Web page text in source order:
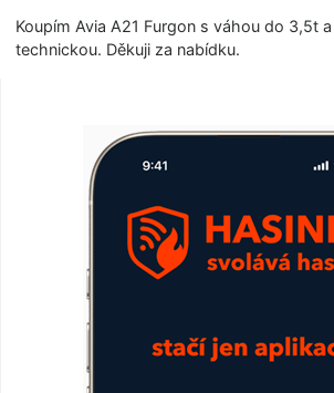
Koupím Avia A21 Furgon s váhou do 3,5t
technickou. Děkuji za nabídku.